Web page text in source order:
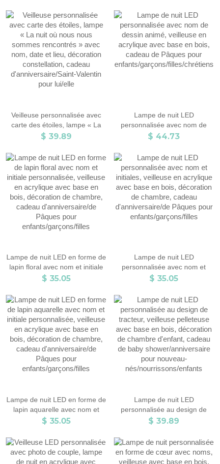
avec base en bois, décoration
d'intérieur, cadeau
d'anniversaire/de Pâques pour
enfants/garçons/filles
intérieure, cadeau longue
distance pour BFF/meilleurs
amis
Veilleuse personnalisée avec
carte des étoiles, lampe « La
nuit où nous nous sommes
lieu, décoration constellation,
cadeau d'anniversaire/Saint-
Valentin pour lui/elle
$ 39.89
Lampe de nuit LED
personnalisée avec nom de
dessin animé, veilleuse en
cadeau de Pâques pour
enfants/garçons/filles/chrétiens
$ 44.73
Lampe de nuit LED en forme de
lapin floral avec nom et initiale
personnalisée, veilleuse en
décoration de chambre, cadeau
d'anniversaire/de Pâques pour
enfants/garçons/filles
$ 35.05
Lampe de nuit LED
personnalisée avec nom et
initiales, veilleuse en acrylique
de chambre, cadeau
d'anniversaire/de Pâques pour
enfants/garçons/filles
$ 35.05
Lampe de nuit LED en forme de
lapin aquarelle avec nom et
initiale personnalisée, veilleuse
décoration de chambre, cadeau
d'anniversaire/de Pâques pour
enfants/garçons/filles
$ 35.05
Lampe de nuit LED
personnalisée au design de
tracteur, veilleuse pelleteuse
de chambre d'enfant, cadeau
de baby shower/anniversaire
pour nouveau-
$ 39.89